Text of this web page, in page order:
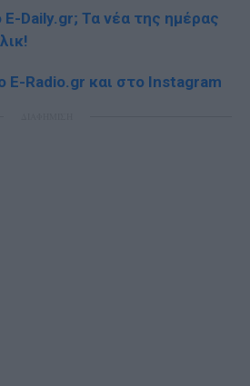
Daily.gr; Τα νέα της ημέρας
E-Radio.gr και στο Instagram